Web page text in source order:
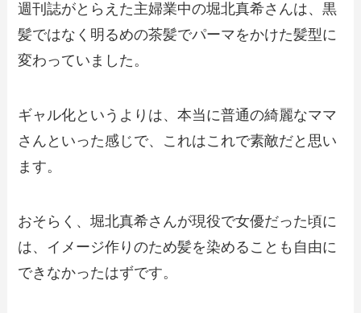
週刊誌がとらえた主婦業中の堀北真希さんは、黒
髪ではなく明るめの茶髪でパーマをかけた髪型に
変わっていました。
ギャル化というよりは、本当に普通の綺麗なママ
さんといった感じで、これはこれで素敵だと思い
ます。
おそらく、堀北真希さんが現役で女優だった頃に
は、イメージ作りのため髪を染めることも自由に
できなかったはずです。